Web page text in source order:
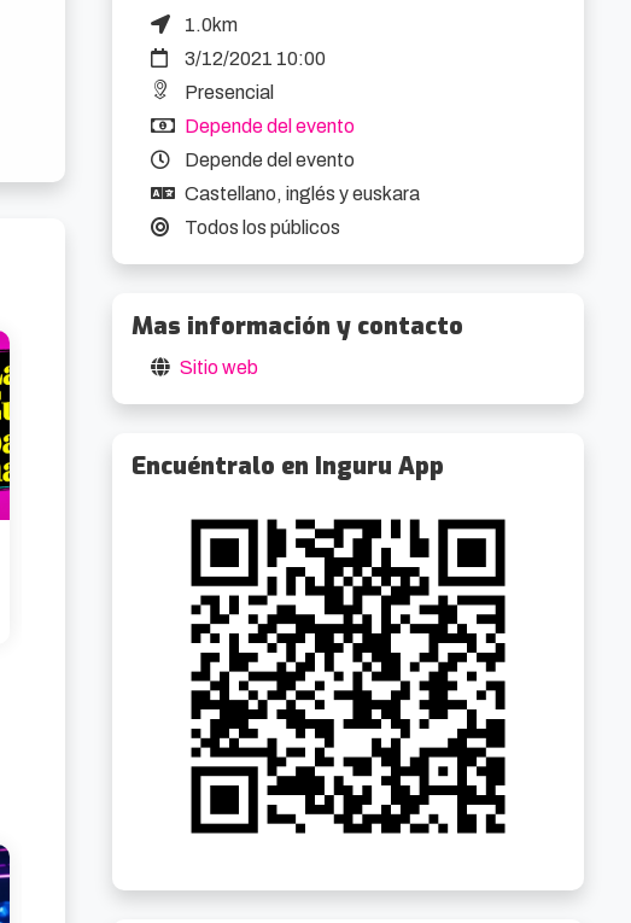
La Cubana: La cuisine de ma cousine
1.0km
Desde 24€
15/8/2026 10:15
Abandoibarra Etorb., 4
1.0km
3/12/2021 10:00
Presencial
Depende del evento
Depende del evento
Castellano, inglés y euskara
Todos los públicos
Mas información y contacto
Sitio web
Encuéntralo en Inguru App